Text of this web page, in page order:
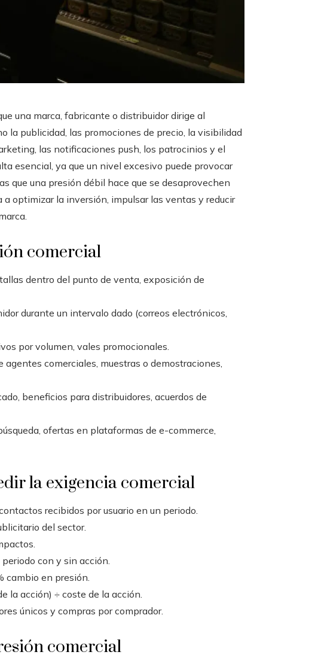
una marca, fabricante o distribuidor dirige al
la publicidad, las promociones de precio, la visibilidad
las notificaciones push, los patrocinios y el
esencial, ya que un nivel excesivo puede provocar
que una presión débil hace que se desaprovechen
optimizar la inversión, impulsar las ventas y reducir
comercial
dentro del punto de venta, exposición de
durante un intervalo dado (correos electrónicos,
por volumen, vales promocionales.
agentes comerciales, muestras o demostraciones,
beneficios para distribuidores, acuerdos de
ofertas en plataformas de e-commerce,
la exigencia comercial
recibidos por usuario en un periodo.
del sector.
con y sin acción.
cambio en presión.
la acción) ÷ coste de la acción.
únicos y compras por comprador.
comercial